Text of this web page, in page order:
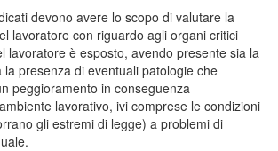
devono avere lo scopo di valutare la
lavoratore con riguardo agli organi critici
lavoratore è esposto, avendo presente sia la
presenza di eventuali patologie che
peggioramento in conseguenza
lavorativo, ivi comprese le condizioni
gli estremi di legge) a problemi di